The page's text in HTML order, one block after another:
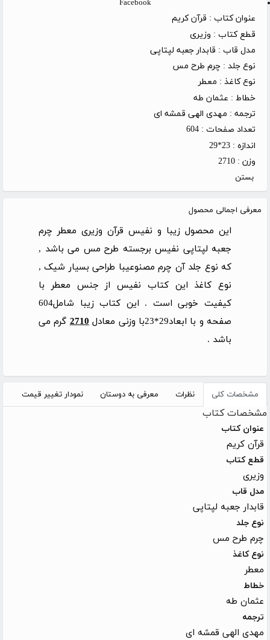
Facebook
عنوان کتاب : قرآن کریم
قطع کتاب : وزیری
مدل قاب : قابدار جعبه لپتاپی
نوع جلد : چرم طرح مس
نوع کاغذ : معطر
خطاط : عثمان طه
ترجمه : مهدی الهی قمشه ای
تعداد صفحات : 604
اندازه : 23*29
وزن : 2710
بستن
معرفی اجمالی محصول
این محصول زیبا و نفیس قرآن وزیری معطر چرم
جعبه لپتاپی نفیس برجسته طرح مس می باشد ,
که نوع جلد آن چرم مصنوعیبا طراحی بسیار شیک ,
نوع کاغذ این کتاب نفیس از جنس معطر با
کیفیت خوبی است . این کتاب زیبا شامل604
صفحه و با ابعاد29*23
با وزنی معادل2710 گرم می
باشد .
مشخصات کلی نظرات معرفی به دوستان نمودار تغییر قیمت
مشخصات کتاب
عنوان کتاب
قرآن کریم
قطع کتاب
وزیری
مدل قاب
قابدار جعبه لپتاپی
نوع جلد
چرم طرح مس
نوع کاغذ
معطر
خطاط
عثمان طه
ترجمه
مهدی الهی قمشه ای